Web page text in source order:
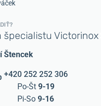
špecialistu Victorinox
Štencek
+420 252 252 306
Po-Št 9-19
Pi-So 9-16